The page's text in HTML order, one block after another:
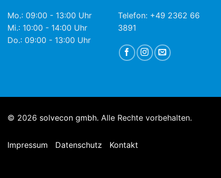
Mo.: 09:00 - 13:00 Uhr
Mi.: 10:00 - 14:00 Uhr
Do.: 09:00 - 13:00 Uhr
Telefon: +49 2362 66
3891
© 2026 solvecon gmbh. Alle Rechte vorbehalten.
Impressum Datenschutz Kontakt